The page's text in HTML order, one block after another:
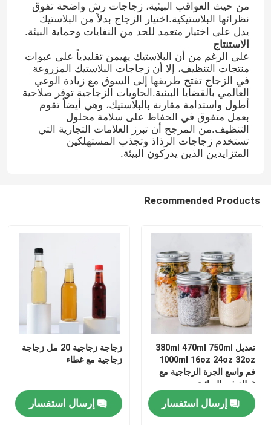
جولة في المعمل
ضبط الجودة
اتصل بنا
طلب اقتباس
أكواب زجاجية
غطاء الزجاجة
أدوات الزجاج المنزلية
من حيث العواقب البيئية، زجاجات رش واضحة تفوق
نظرائها البلاستيكية.اختيار الزجاج بدلاً من البلاستيك
يدل على اختيار متعمد للحد من النفايات وحماية البيئة.
الاستنتاج
على الرغم من أن البلاستيك يهيمن تقليدياً على عبوات
منتجات التنظيف، إلا أن زجاجات البلاستيك المزروعة
في الزجاج تفتح طريقها إلى السوق مع زيادة الوعي
العالمي بالقضايا البيئية.الحاويات الزجاجية توفر صلاحية
أطول واستدامة مقارنة بالبلاستيك، وهي أيضاً تقوم
بعمل متفوق في الحفاظ على سلامة محلول
التنظيف.من المرجح أن تبرز العلامات التجارية التي
تستخدم زجاجات الرذاذ وتجذب المستهلكين
المتزايدين الذين يدركون البيئة.
Recommended Products
تعديل 380ml 470ml 750ml
1000ml 16oz 24oz 32oz
فم واسع الجرة الزجاجية مع
غطاء في السائبة
إرسال استفسار
زجاجة زجاجية 20 مل زجاجة
زجاجية مع غطاء
إرسال استفسار